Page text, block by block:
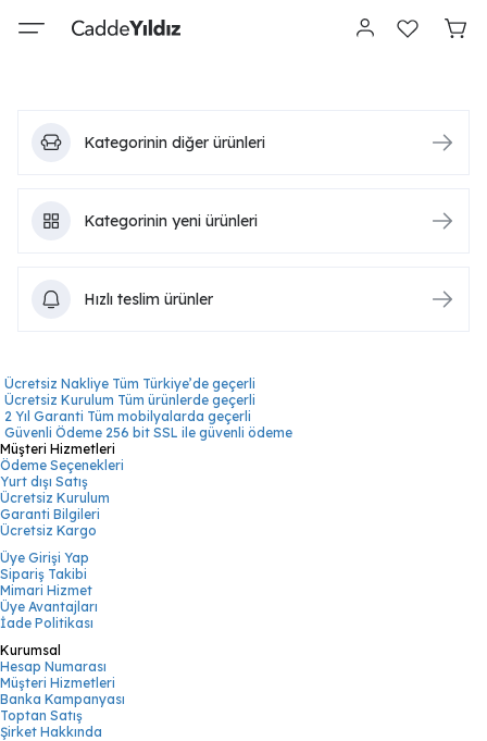
Kategorinin diğer ürünleri
Kategorinin yeni ürünleri
Hızlı teslim ürünler
Ücretsiz Nakliye Tüm Türkiye’de geçerli
Ücretsiz Kurulum Tüm ürünlerde geçerli
2 Yıl Garanti Tüm mobilyalarda geçerli
Güvenli Ödeme 256 bit SSL ile güvenli ödeme
Müşteri Hizmetleri
Ödeme Seçenekleri
Yurt dışı Satış
Ücretsiz Kurulum
Garanti Bilgileri
Ücretsiz Kargo
Üye Girişi Yap
Sipariş Takibi
Mimari Hizmet
Üye Avantajları
İade Politikası
Kurumsal
Hesap Numarası
Müşteri Hizmetleri
Banka Kampanyası
Toptan Satış
Şirket Hakkında